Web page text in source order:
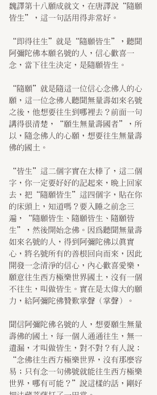
魏譯第十八願成就文，在唐譯說“隨願
皆生”，這一句話用得非常好。
“即得往生”就是“隨願皆生”，聽聞
阿彌陀佛本願名號的人，信心歡喜一
念，當下往生決定，是隨願皆生。
“隨願”就是隨這一位信心念佛人的心
願，這一位念佛人聽聞無量壽如來名號
之後，他想要往生到哪裡去？前面一句
講得很清楚，“願生無量壽國者”，所
以，隨念佛人的心願，想要往生無量壽
佛的國土。
“皆生”這二個字實在太棒了，這二個
字，你一定要好好的記起來，晚上回家
去，把“隨願皆生”這四個字，貼在你
的床頭上，知道嗎？要入睡之前念三
遍，“隨願皆生、隨願皆生、隨願皆
生”，然後開始念佛。因為聽聞無量壽
如來名號的人，得到阿彌陀佛以真實
心，將名號所有的善根回向而來，因此
開發一念清淨的信心，內心歡喜愛樂，
願意往生西方極樂世界國土，沒有一個
不往生，叫做皆生。實在是太偉大的願
力，給阿彌陀佛贊歎掌聲（掌聲）。
聞信阿彌陀佛名號的人，想要願生無量
壽佛的國土，每一個人通通往生，無一
遺漏，才叫做皆生，對不對？有人說：
“念佛往生西方極樂世界，沒有那麼容
易；只有念一句佛號就能往生西方極樂
世界，哪有可能？”說這樣的話，剛好